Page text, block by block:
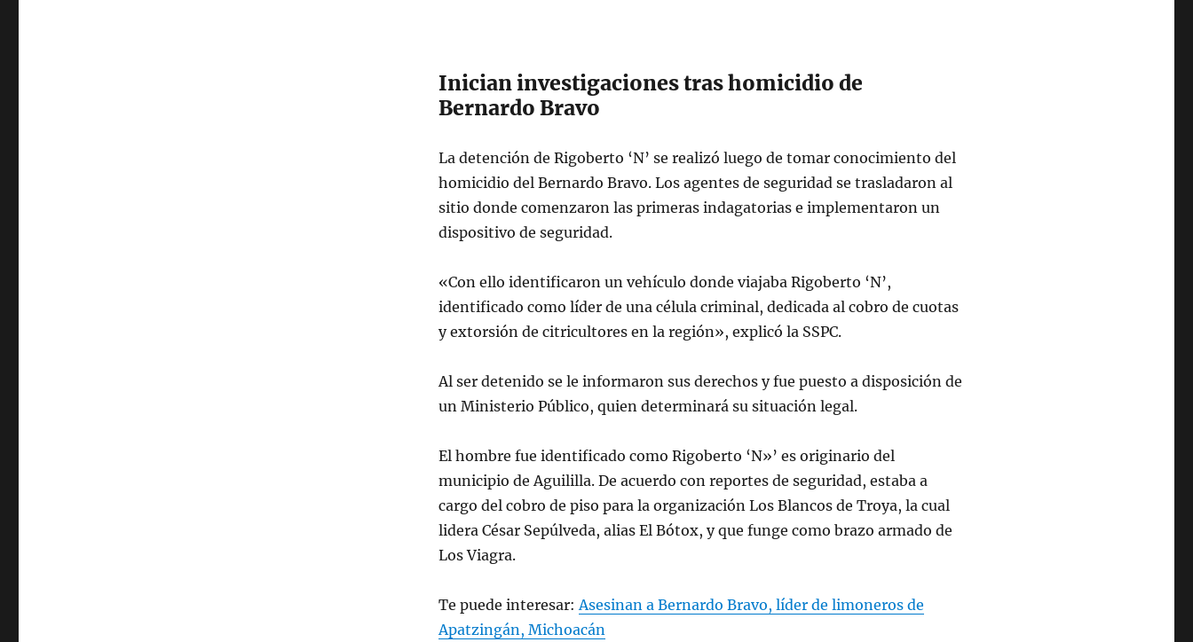
Inician investigaciones tras homicidio de
Bernardo Bravo
La detención de Rigoberto ‘N’ se realizó luego de tomar conocimiento del
homicidio del Bernardo Bravo. Los agentes de seguridad se trasladaron al
sitio donde comenzaron las primeras indagatorias e implementaron un
dispositivo de seguridad.
«Con ello identificaron un vehículo donde viajaba Rigoberto ‘N’,
identificado como líder de una célula criminal, dedicada al cobro de cuotas
y extorsión de citricultores en la región», explicó la SSPC.
Al ser detenido se le informaron sus derechos y fue puesto a disposición de
un Ministerio Público, quien determinará su situación legal.
El hombre fue identificado como Rigoberto ‘N»’ es originario del
municipio de Aguililla. De acuerdo con reportes de seguridad, estaba a
cargo del cobro de piso para la organización Los Blancos de Troya, la cual
lidera César Sepúlveda, alias El Bótox, y que funge como brazo armado de
Los Viagra.
Te puede interesar:Asesinan a Bernardo Bravo, líder de limoneros de
Apatzingán, Michoacán